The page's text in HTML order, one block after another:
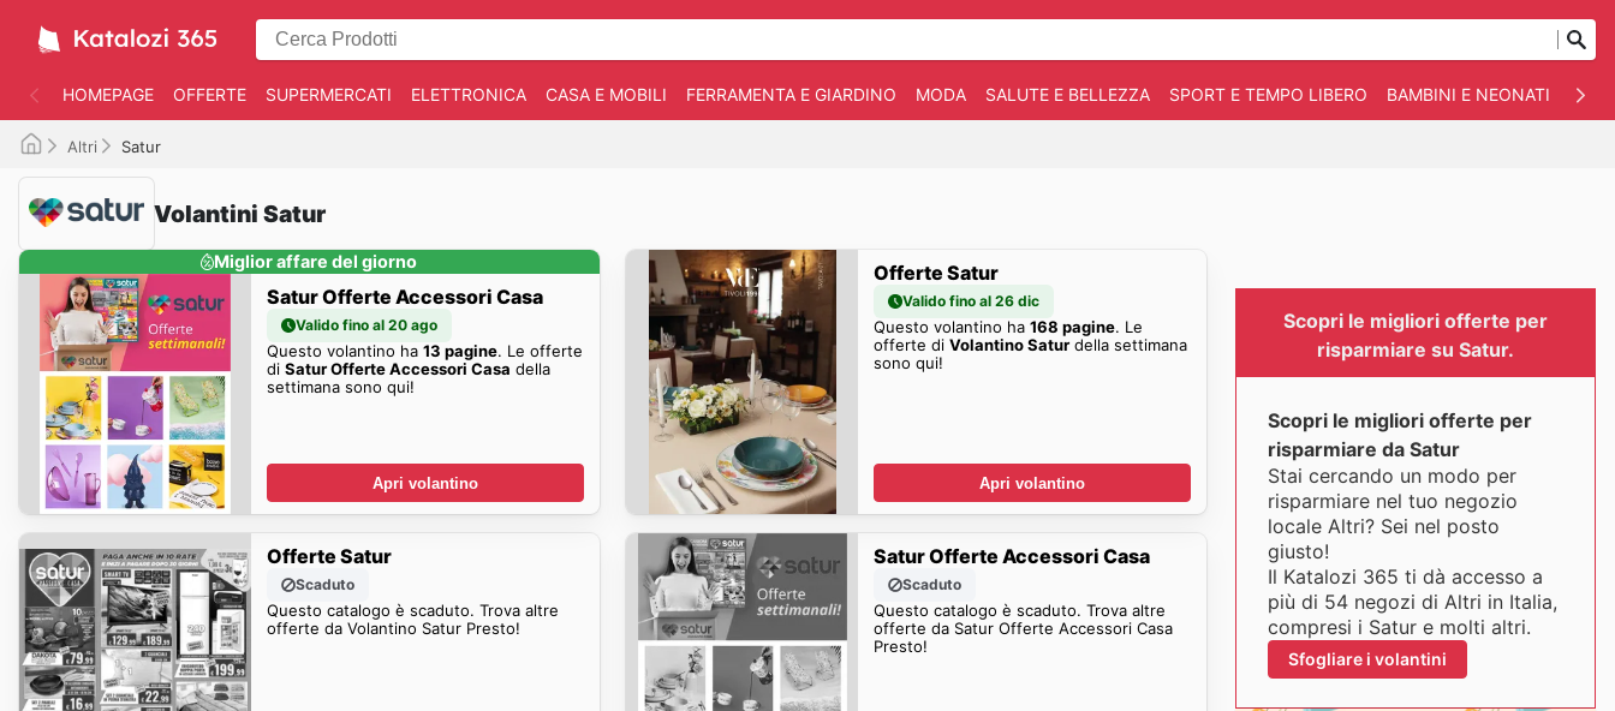
HOMEPAGE OFFERTE SUPERMERCATI ELETTRONICA CASA E MOBILI FERRAMENTA E GIARDINO MODA SALUTE E BELLEZZA SPORT E TEMPO LIBERO BAMBINI E NEONATI
Altri Satur
Volantini Satur
Miglior affare del giorno
Satur Offerte Accessori Casa
Valido fino al 20 ago
Questo volantino ha 13 pagine. Le offerte
di Satur Offerte Accessori Casa della
settimana sono qui!
Apri volantino
Offerte Satur
Valido fino al 26 dic
Questo volantino ha168 pagine. Le
offerte diVolantino Satur della settimana
sono qui!
Apri volantino
Offerte Satur
Scaduto
Questo catalogo è scaduto. Trova altre
offerte da Volantino Satur Presto!
Satur Offerte Accessori Casa
Scaduto
Questo catalogo è scaduto. Trova altre
offerte da Satur Offerte Accessori Casa
Presto!
Scopri le migliori offerte per
risparmiare su Satur.
Scopri le migliori offerte per
risparmiare da Satur
Stai cercando un modo per
risparmiare nel tuo negozio
locale Altri? Sei nel posto
giusto!
Il Katalozi 365 ti dà accesso a
più di 54 negozi di Altri in Italia,
compresi i Satur e molti altri.
Sfogliare i volantini